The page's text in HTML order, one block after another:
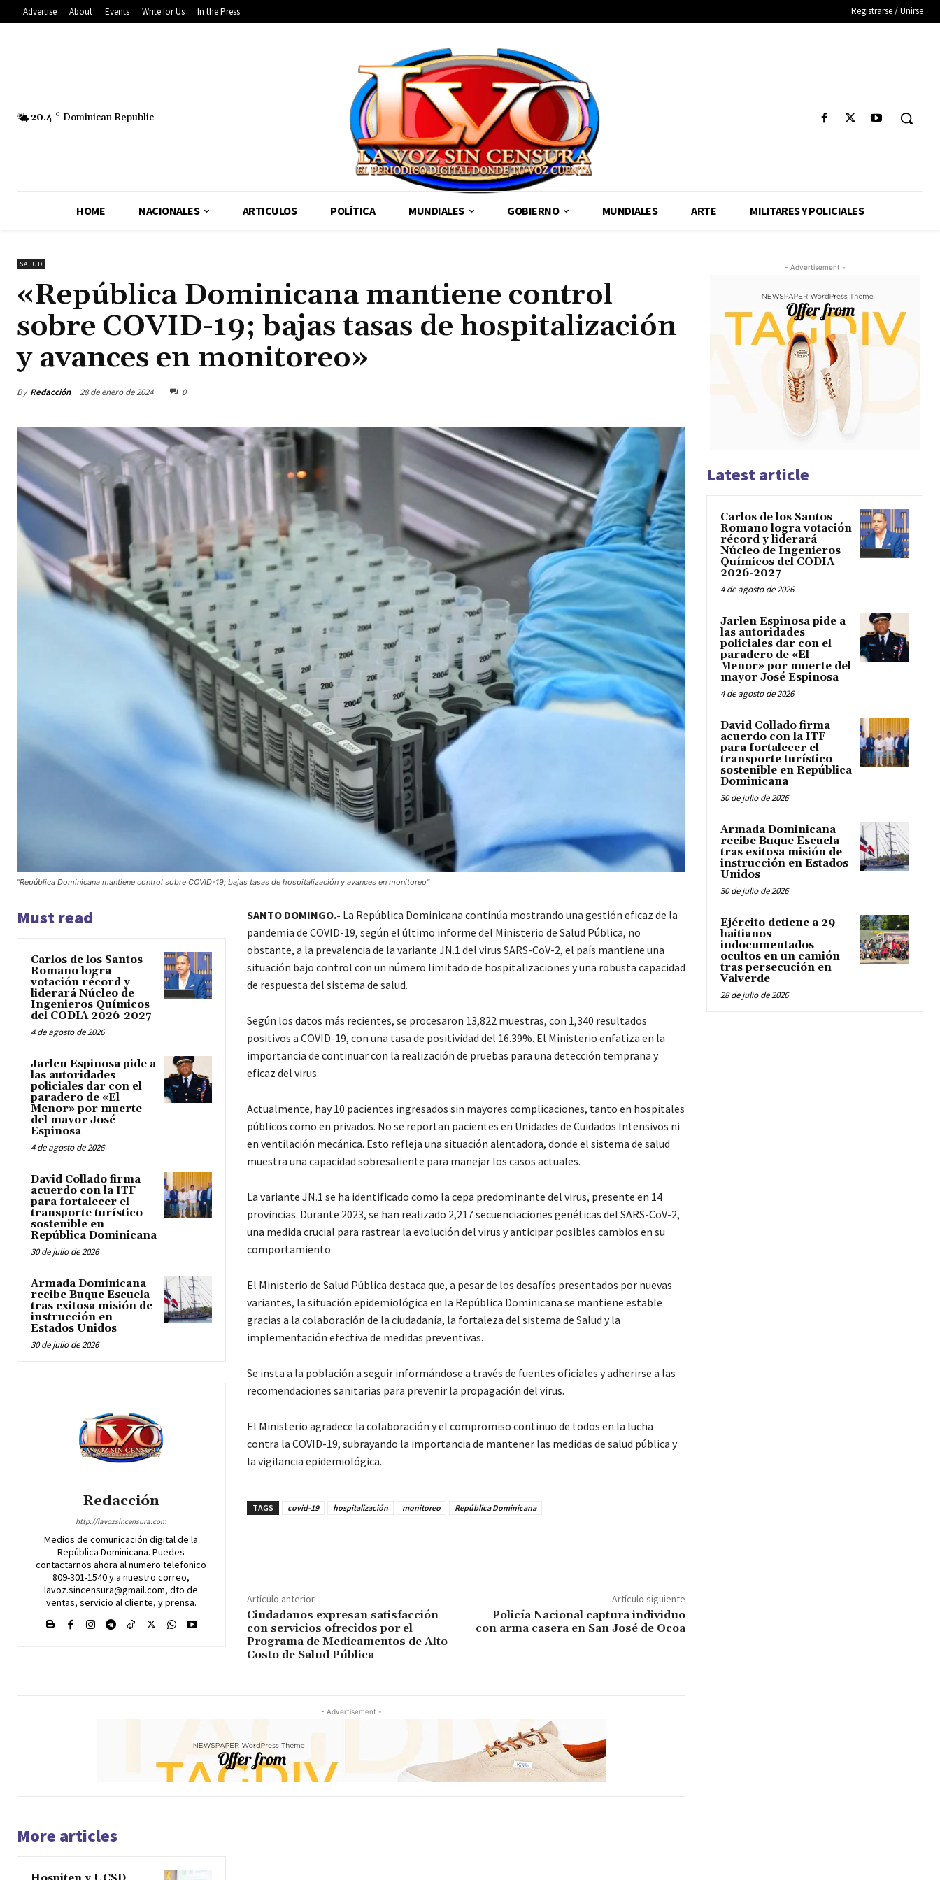
Advertise About Events Write for Us In the Press Registrarse / Unirse
20.4 C Dominican Republic
HOME NACIONALES ARTICULOS POLÍTICA MUNDIALES GOBIERNO MUNDIALES ARTE MILITARES Y POLICIALES
SALUD
«República Dominicana mantiene control
sobre COVID-19; bajas tasas de hospitalización
y avances en monitoreo»
By Redacción 28 de enero de 2024 0
"República Dominicana mantiene control sobre COVID-19; bajas tasas de hospitalización y avances en monitoreo"
Must read
Carlos de los Santos
Romano logra
votación récord y
liderará Núcleo de
Ingenieros Químicos
del CODIA 2026-2027
4 de agosto de 2026
Jarlen Espinosa pide a
las autoridades
policiales dar con el
paradero de «El
Menor» por muerte
del mayor José
Espinosa
4 de agosto de 2026
David Collado firma
acuerdo con la ITF
para fortalecer el
transporte turístico
sostenible en
República Dominicana
30 de julio de 2026
Armada Dominicana
recibe Buque Escuela
tras exitosa misión de
instrucción en
Estados Unidos
30 de julio de 2026
Redacción
http://lavozsincensura.com
Medios de comunicación digital de la
República Dominicana. Puedes
contactarnos ahora al numero telefonico
809-301-1540 y a nuestro correo,
lavoz.sincensura@gmail.com, dto de
ventas, servicio al cliente, y prensa.
SANTO DOMINGO.- La República Dominicana continúa mostrando una gestión eficaz de la
pandemia de COVID-19, según el último informe del Ministerio de Salud Pública, no
obstante, a la prevalencia de la variante JN.1 del virus SARS-CoV-2, el país mantiene una
situación bajo control con un número limitado de hospitalizaciones y una robusta capacidad
de respuesta del sistema de salud.
Según los datos más recientes, se procesaron 13,822 muestras, con 1,340 resultados
positivos a COVID-19, con una tasa de positividad del 16.39%. El Ministerio enfatiza en la
importancia de continuar con la realización de pruebas para una detección temprana y
eficaz del virus.
Actualmente, hay 10 pacientes ingresados sin mayores complicaciones, tanto en hospitales
públicos como en privados. No se reportan pacientes en Unidades de Cuidados Intensivos ni
en ventilación mecánica. Esto refleja una situación alentadora, donde el sistema de salud
muestra una capacidad sobresaliente para manejar los casos actuales.
La variante JN.1 se ha identificado como la cepa predominante del virus, presente en 14
provincias. Durante 2023, se han realizado 2,217 secuenciaciones genéticas del SARS-CoV-2,
una medida crucial para rastrear la evolución del virus y anticipar posibles cambios en su
comportamiento.
El Ministerio de Salud Pública destaca que, a pesar de los desafíos presentados por nuevas
variantes, la situación epidemiológica en la República Dominicana se mantiene estable
gracias a la colaboración de la ciudadanía, la fortaleza del sistema de Salud y la
implementación efectiva de medidas preventivas.
Se insta a la población a seguir informándose a través de fuentes oficiales y adherirse a las
recomendaciones sanitarias para prevenir la propagación del virus.
El Ministerio agradece la colaboración y el compromiso continuo de todos en la lucha
contra la COVID-19, subrayando la importancia de mantener las medidas de salud pública y
la vigilancia epidemiológica.
TAGS covid-19 hospitalización monitoreo República Dominicana
Artículo anterior
Ciudadanos expresan satisfacción
con servicios ofrecidos por el
Programa de Medicamentos de Alto
Costo de Salud Pública
Artículo siguiente
Policía Nacional captura individuo
con arma casera en San José de Ocoa
- Advertisement -
More articles
- Advertisement -
Latest article
Carlos de los Santos
Romano logra votación
récord y liderará
Núcleo de Ingenieros
Químicos del CODIA
2026-2027
4 de agosto de 2026
Jarlen Espinosa pide a
las autoridades
policiales dar con el
paradero de «El
Menor» por muerte del
mayor José Espinosa
4 de agosto de 2026
David Collado firma
acuerdo con la ITF
para fortalecer el
transporte turístico
sostenible en República
Dominicana
30 de julio de 2026
Armada Dominicana
recibe Buque Escuela
tras exitosa misión de
instrucción en Estados
Unidos
30 de julio de 2026
Ejército detiene a 29
haitianos
indocumentados
ocultos en un camión
tras persecución en
Valverde
28 de julio de 2026